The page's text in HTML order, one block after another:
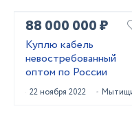
88 000 000 ₽
Куплю кабель
невостребованный
оптом по России
22 ноября 2022